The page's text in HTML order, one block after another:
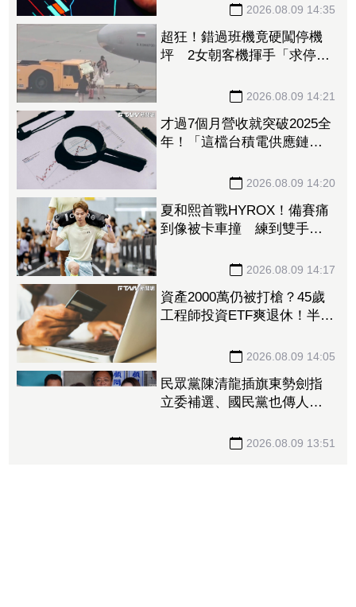
2026.08.09 14:35
超狂！錯過班機竟硬闖停機
坪 2女朝客機揮手「求停
2026.08.09 14:21
才過7個月營收就突破2025全
年！「這檔台積電供應鏈」
訂單能見度看到明年2026.08.09 14:20
夏和熙首戰HYROX！備賽痛
到像被卡車撞 練到雙手全
2026.08.09 14:17
資產2000萬仍被打槍？45歲
工程師投資ETF爽退休！半年
2026.08.09 14:05
民眾黨陳清龍插旗東勢劍指
立委補選、國民黨也傳人選
來、有商有量 2026.08.09 13:51